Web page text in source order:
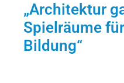
„Architektur
Spielräume
Bildung“